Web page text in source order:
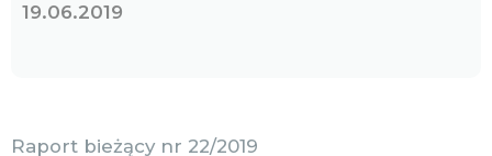
19.06.2019
Raport bieżący nr 22/2019